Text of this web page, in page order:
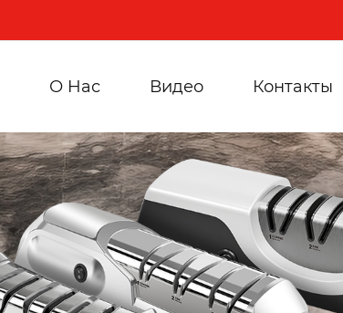
О Hас Видео Контакты